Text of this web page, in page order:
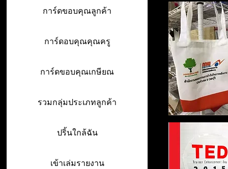
การ์ดขอบคุณลูกค้า
การ์ดอบคุณคุณครู
การ์ดขอบคุณเกษียณ
รวมกลุ่มประเภทลูกค้า
ปริ้นใกล้ฉัน
เข้าเล่มรายงาน